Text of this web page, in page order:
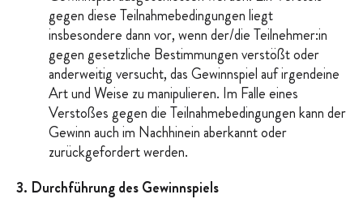
gegen diese Teilnahmebedingungen liegt
insbesondere dann vor, wenn der/die Teilnehmer:in
gegen gesetzliche Bestimmungen verstößt oder
anderweitig versucht, das Gewinnspiel auf irgendeine
Art und Weise zu manipulieren. Im Falle eines
Verstoßes gegen die Teilnahmebedingungen kann der
Gewinn auch im Nachhinein aberkannt oder
zurückgefordert werden.
3. Durchführung des Gewinnspiels